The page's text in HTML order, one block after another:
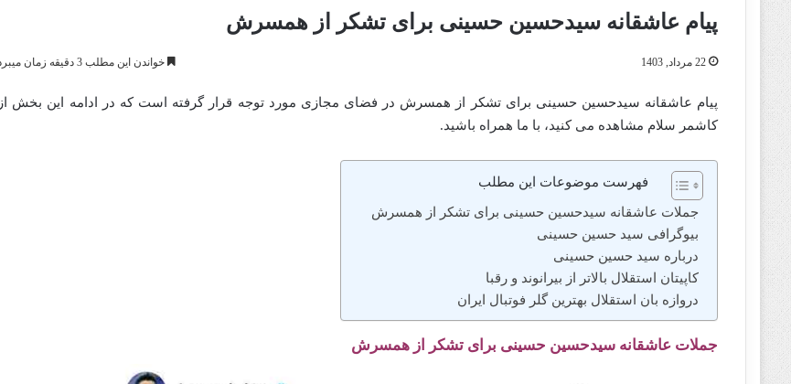
پیام عاشقانه سیدحسین حسینی برای تشکر از همسرش
22 مرداد, 1403 خواندن این مطلب 3 دقیقه زمان میبرد
پیام عاشقانه سیدحسین حسینی برای تشکر از همسرش در فضای مجازی مورد توجه قرار گرفته است که در ادامه این بخش از
کاشمر سلام مشاهده می کنید، با ما همراه باشید.
فهرست موضوعات این مطلب
جملات عاشقانه سیدحسین حسینی برای تشکر از همسرش
بیوگرافی سید حسین حسینی
درباره سید حسین حسینی
کاپیتان استقلال بالاتر از بیرانوند و رقبا
دروازه‌ بان استقلال بهترین گلر فوتبال ایران
جملات عاشقانه سیدحسین حسینی برای تشکر از همسرش